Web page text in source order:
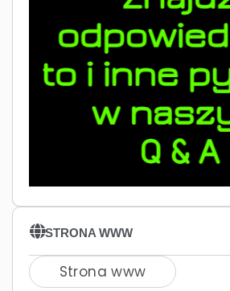
STRONA WWW
Strona www